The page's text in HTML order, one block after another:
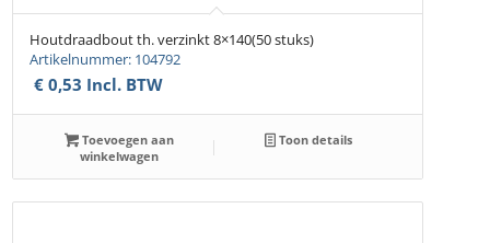
Houtdraadbout th. verzinkt 8×140(50 stuks)
Artikelnummer: 104792
€ 0,53 Incl. BTW
Toevoegen aan
winkelwagen
Toon details